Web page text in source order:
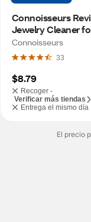
Connoisseurs
Jewelry Cleaner
Connoisseurs
33
$8.79
Recoger -
Verificar más tiendas
Entrega el mismo día
El precio